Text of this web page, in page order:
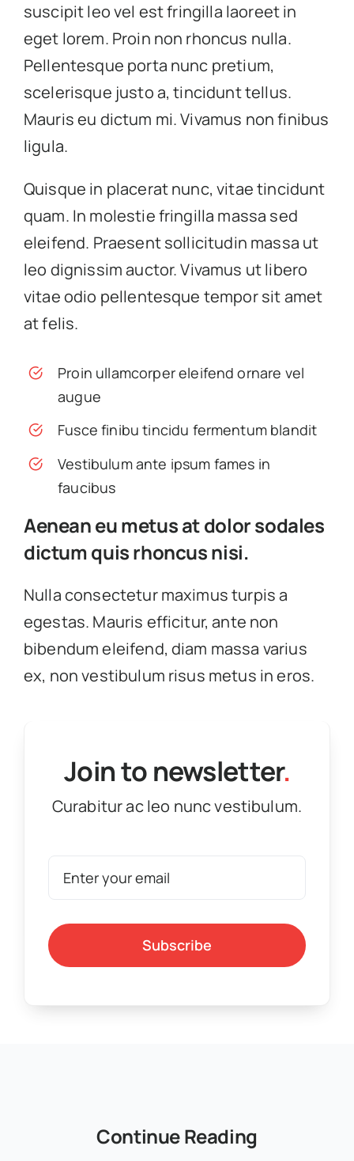
suscipit leo vel est fringilla laoreet in
eget lorem. Proin non rhoncus nulla.
Pellentesque porta nunc pretium,
scelerisque justo a, tincidunt tellus.
Mauris eu dictum mi. Vivamus non finibus
ligula.
Quisque in placerat nunc, vitae tincidunt
quam. In molestie fringilla massa sed
eleifend. Praesent sollicitudin massa ut
leo dignissim auctor. Vivamus ut libero
vitae odio pellentesque tempor sit amet
at felis.
Proin ullamcorper eleifend ornare vel
augue
Fusce finibu tincidu fermentum blandit
Vestibulum ante ipsum fames in
faucibus
Aenean eu metus at dolor sodales
dictum quis rhoncus nisi.
Nulla consectetur maximus turpis a
egestas. Mauris efficitur, ante non
bibendum eleifend, diam massa varius
ex, non vestibulum risus metus in eros.
Join to newsletter.
Curabitur ac leo nunc vestibulum.
Subscribe
Continue Reading